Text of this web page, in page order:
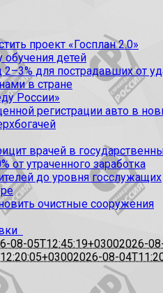
проект «Госплан 2.0»
детей
для пострадавших от
в стране
России»
регистрации авто в
врачей в
утраченного заработка
до уровня госслужащих
очистные сооружения
08-05T12:45:19+03002026-
2026-08-